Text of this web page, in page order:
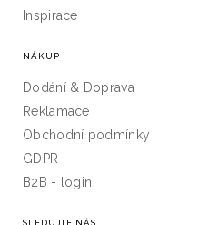
Inspirace
NÁKUP
Dodání & Doprava
Reklamace
Obchodní podmínky
GDPR
B2B - login
SLEDUJTE NÁS